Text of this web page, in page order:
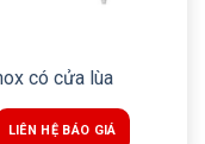
có cửa lùa
LIÊN HỆ BÁO GIÁ